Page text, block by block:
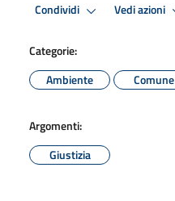
Condividi Vedi azioni
Categorie:
Ambiente
Comune
Argomenti:
Giustizia